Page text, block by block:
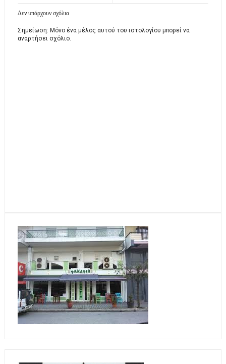
Δεν υπάρχουν σχόλια
Σημείωση: Μόνο ένα μέλος αυτού του ιστολογίου μπορεί να
αναρτήσει σχόλιο.